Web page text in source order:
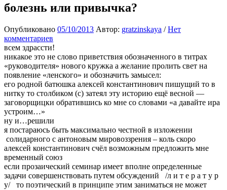
болезнь или привычка?
Опубликовано 05/10/2013 Автор: gratzinskaya /Нет
комментариев
всем здрассти!
никакое это не слово приветствия обозначенного в титрах
«руководителя» нового кружка а желание пролить свет на
появление «ленского» и обозначить замысел:
его родной батюшка алексей константинович пишущий то в
нитку то столбиком (с) затеял эту историю ещё весной —
заговорщицки обратившись ко мне со словами «а давайте ира
устроим…»
ну и…решили
я постараюсь быть максимально честной в изложении
солидарного с антоновым мировоззрения – коль скоро
алексей константинович счёл возможным предложить мне
временный союз
если прозаический семинар имеет вполне определенные
задачи совершенствовать путем обсуждений /л и т е р а т у р
у/ то поэтический в принципе этим заниматься не может